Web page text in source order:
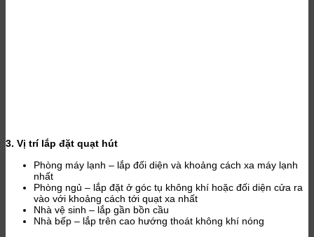
3. Vị trí lắp đặt quạt hút
Phòng máy lạnh – lắp đối diện và khoảng cách xa máy lạnh
nhất
Phòng ngủ – lắp đặt ở góc tụ không khí hoặc đối diện cửa ra
vào với khoảng cách tới quạt xa nhất
Nhà vệ sinh – lắp gần bồn cầu
Nhà bếp – lắp trên cao hướng thoát không khí nóng